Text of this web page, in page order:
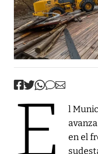
E
l
en el